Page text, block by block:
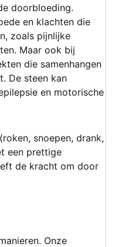
doorbloeding.
en klachten die
zoals pijnlijke
Maar ook bij
die samenhangen
De steen kan
en motorische
snoepen, drank,
een prettige
de kracht om door
Onze